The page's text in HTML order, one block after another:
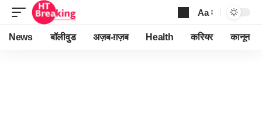
Font
Resizer
Aa
News बॉलीवुड अज़ब-ग़ज़ब Health करियर कानून